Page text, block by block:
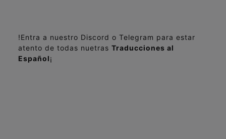
!Entra a nuestro Discord o Telegram para estar
atento de todas nuetras Traducciones al
Español¡